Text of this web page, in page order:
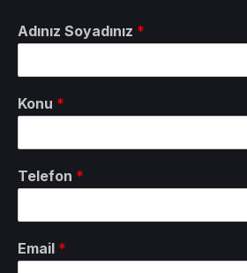
Adınız Soyadınız *
Konu *
Telefon *
Email *